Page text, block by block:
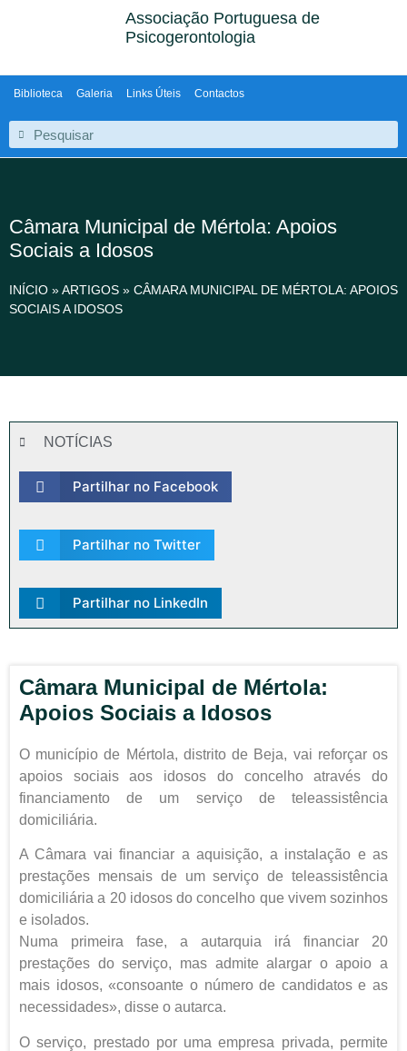
Associação Portuguesa de
Psicogerontologia
Biblioteca Galeria Links Úteis Contactos
Câmara Municipal de Mértola: Apoios
Sociais a Idosos
INÍCIO »ARTIGOS » CÂMARA MUNICIPAL DE MÉRTOLA: APOIOS
SOCIAIS A IDOSOS
NOTÍCIAS
Partilhar no Facebook
Partilhar no Twitter
Partilhar no LinkedIn
Câmara Municipal de Mértola:
Apoios Sociais a Idosos
O município de Mértola, distrito de Beja, vai reforçar os
apoios sociais aos idosos do concelho através do
financiamento de um serviço de teleassistência
domiciliária.
A Câmara vai financiar a aquisição, a instalação e as
prestações mensais de um serviço de teleassistência
domiciliária a 20 idosos do concelho que vivem sozinhos
e isolados.
Numa primeira fase, a autarquia irá financiar 20
prestações do serviço, mas admite alargar o apoio a
mais idosos, «consoante o número de candidatos e as
necessidades», disse o autarca.
O serviço, prestado por uma empresa privada, permite